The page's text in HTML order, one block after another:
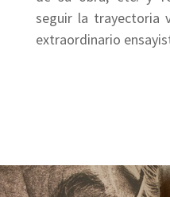
seguir la trayectoria
extraordinario